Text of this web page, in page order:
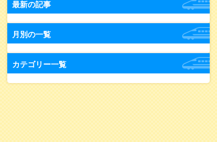
最新の記事
月別の一覧
カテゴリー一覧